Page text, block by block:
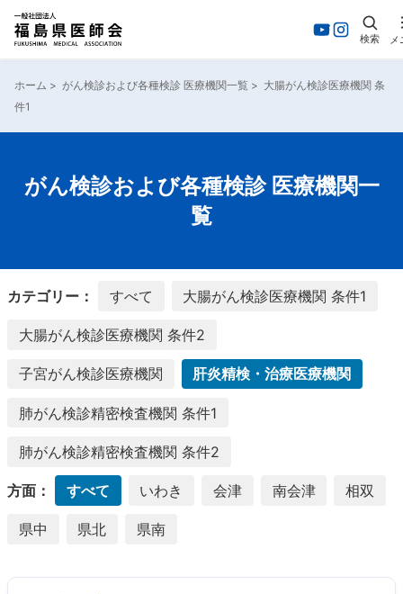
検索 メ
ホーム > がん検診および各種検診 医療機関一覧 > 大腸がん検診医療機関 条
件1
がん検診および各種検診 医療機関一
覧
カテゴリー： すべて 大腸がん検診医療機関 条件1
大腸がん検診医療機関 条件2
子宮がん検診医療機関 肝炎精検・治療医療機関
肺がん検診精密検査機関 条件1
肺がん検診精密検査機関 条件2
方面： すべて いわき 会津 南会津 相双
県中 県北 県南